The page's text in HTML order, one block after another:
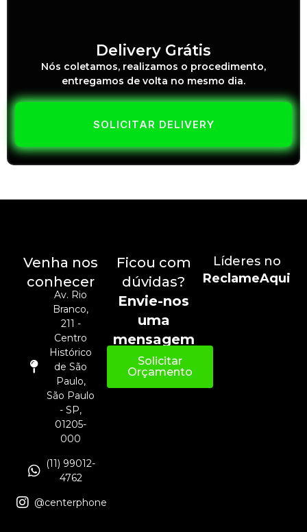
Delivery Grátis
Nós coletamos, realizamos o procedimento,
entregamos de volta no mesmo dia.
SOLICITAR DELIVERY
Venha nos
conhecer
Av. Rio
Branco,
211 -
Centro
Histórico
de São
Paulo,
São Paulo
- SP,
01205-
000
(11) 99012-
4762
@centerphone
Ficou com
dúvidas?
Envie-nos
uma
mensagem
Solicitar
Orçamento
Líderes no
ReclameAqui